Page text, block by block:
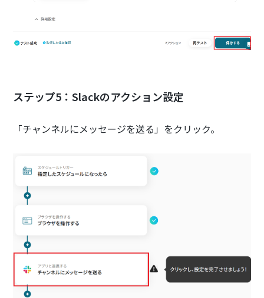
ステップ5：Slackのアクション設定
「チャンネルにメッセージを送る」をクリック。